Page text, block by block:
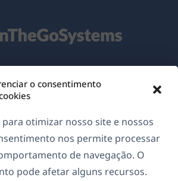
o consentimento
otimizar nosso site e nossos
nos permite processar
de navegação. O
pode afetar alguns recursos.
Sobre o WPML
& Política de Privacidade
se à nossa equipe(abre
em
uma
nova
(abre
em
uma
(abre
em
uma
(abre
em
uma